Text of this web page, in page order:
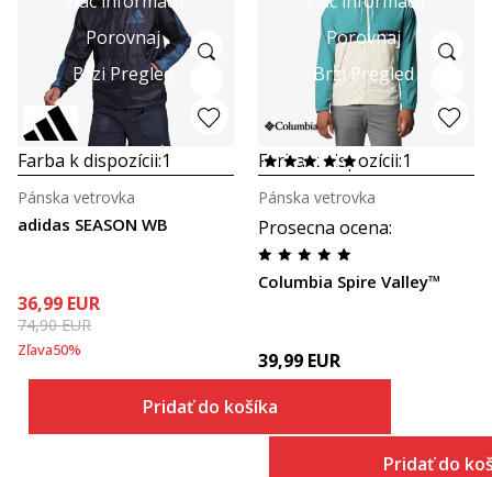
Porovnaj
Brzi Pregled
Farba k dispozícii:1
adidas SEASON WB
Pánska vetrovka
36,99 EUR
74,90EUR
Zľava50%
Pridať do košíka
Porovnaj
Brzi Pregled
Farba k dispozícii:1
Prosecna ocena:
Columbia Spire Valley™
Pánska vetrovka
39,99 EUR
Pridať do